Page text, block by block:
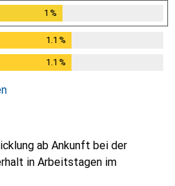
1 %
1.1 %
1.1 %
ab Ankunft bei der
in Arbeitstagen im